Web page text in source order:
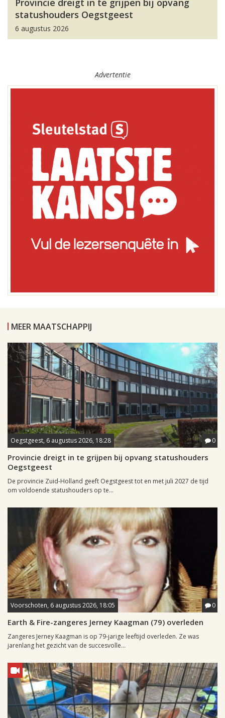
Provincie dreigt in te grijpen bij opvang
statushouders Oegstgeest
6 augustus 2026
Advertentie
MEER MAATSCHAPPIJ
Oegstgeest, 6 augustus 2026, 18:28 0
Provincie dreigt in te grijpen bij opvang statushouders
Oegstgeest
De provincie Zuid-Holland geeft Oegstgeest tot en met juli 2027 de tijd
om voldoende statushouders op te...
Voorschoten, 6 augustus 2026, 18:05 0
Earth & Fire-zangeres Jerney Kaagman (79) overleden
Zangeres Jerney Kaagman is op 79-jarige leeftijd overleden. Ze was
jarenlang het gezicht van de succesvolle...